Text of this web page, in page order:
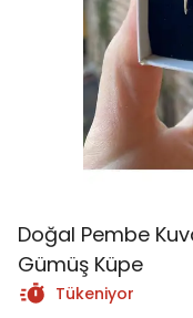
Doğal Pembe
Gümüş Küpe
Tükeniyor